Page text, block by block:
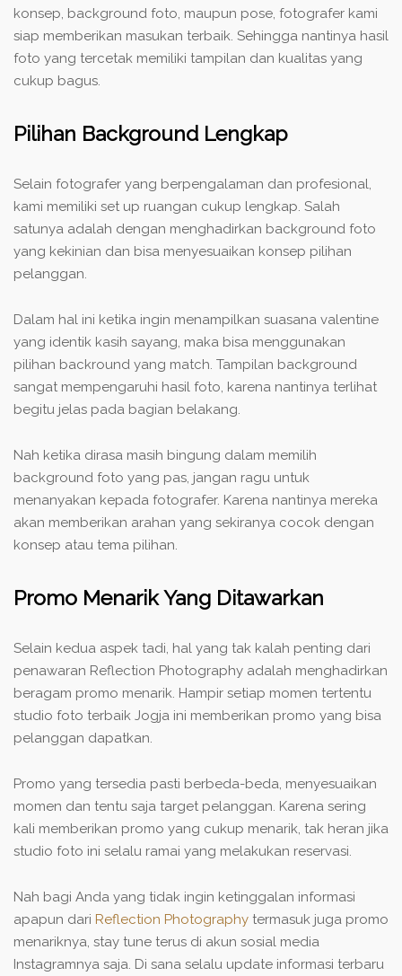
konsep, background foto, maupun pose, fotografer kami
siap memberikan masukan terbaik. Sehingga nantinya hasil
foto yang tercetak memiliki tampilan dan kualitas yang
cukup bagus.
Pilihan Background Lengkap
Selain fotografer yang berpengalaman dan profesional,
kami memiliki set up ruangan cukup lengkap. Salah
satunya adalah dengan menghadirkan background foto
yang kekinian dan bisa menyesuaikan konsep pilihan
pelanggan.
Dalam hal ini ketika ingin menampilkan suasana valentine
yang identik kasih sayang, maka bisa menggunakan
pilihan backround yang match. Tampilan background
sangat mempengaruhi hasil foto, karena nantinya terlihat
begitu jelas pada bagian belakang.
Nah ketika dirasa masih bingung dalam memilih
background foto yang pas, jangan ragu untuk
menanyakan kepada fotografer. Karena nantinya mereka
akan memberikan arahan yang sekiranya cocok dengan
konsep atau tema pilihan.
Promo Menarik Yang Ditawarkan
Selain kedua aspek tadi, hal yang tak kalah penting dari
penawaran Reflection Photography adalah menghadirkan
beragam promo menarik. Hampir setiap momen tertentu
studio foto terbaik Jogja ini memberikan promo yang bisa
pelanggan dapatkan.
Promo yang tersedia pasti berbeda-beda, menyesuaikan
momen dan tentu saja target pelanggan. Karena sering
kali memberikan promo yang cukup menarik, tak heran jika
studio foto ini selalu ramai yang melakukan reservasi.
Nah bagi Anda yang tidak ingin ketinggalan informasi
apapun dari Reflection Photography termasuk juga promo
menariknya, stay tune terus di akun sosial media
Instagramnya saja. Di sana selalu update informasi terbaru